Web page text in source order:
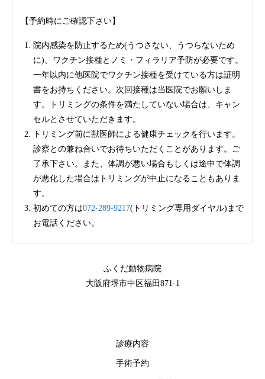
【予約時にご確認下さい】
院内感染を防止するため(うつさない、うつらないため
に)、ワクチン接種とノミ・フィラリア予防が必要です。
一年以内に他医院でワクチン接種を受けている方は証明
書をお持ちください。次回接種は当医院でお願いしま
す。トリミングの条件を満たしていない場合は、キャン
セルとさせていただきます。
トリミング前に獣医師による健康チェックを行います。
診察との兼ね合いでお待ちいただくことがあります。ご
了承下さい。また、体調が悪い場合もしくは途中で体調
が悪化した場合はトリミングが中止になることもありま
す。
初めての方は072-289-9217(トリミング専用ダイヤル)まで
お電話ください。
ふくだ動物病院
大阪府堺市中区福田871-1
診療内容
手術予約